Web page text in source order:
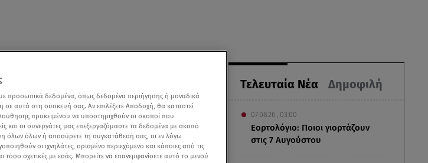
Τελευταία Νέα Δημοφιλή
07.08.26 , 03:00
Εορτολόγιο: Ποιοι γιορτάζουν
στις 7 Αυγούστου
προσωπικά δεδομένα, όπως δεδομένα περιήγησης ή μοναδικά
σε αυτά στη συσκευή σας. Αν επιλέξετε Αποδοχή, θα καταστεί
προκειμένου να υποστηριχθούν οι σκοποί που
και οι συνεργάτες μας επεξεργαζόμαστε τα δεδομένα με σκοπό
όλων όλων ή αποσύρετε τη συγκατάθεσή σας, οι εν λόγω
οι ιχνηλάτες, ορισμένο περιεχόμενο και κάποιες από τις
τόσο σχετικές με εσάς. Μπορείτε να επανεμφανίσετε αυτό το μενού